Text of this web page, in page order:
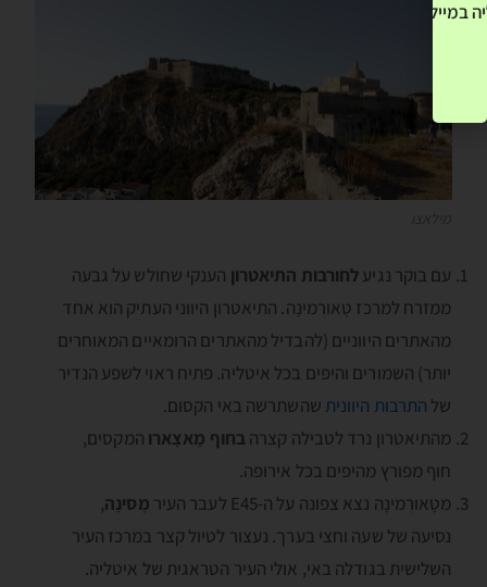
עם בוקר נגיעלחורבות התיאטרון הענקי שחולש על גבעה
ממזרח למרכז טָאורְמינָה. התיאטרון היווני העתיק הוא אחד
מהאתרים היווניים (להבדיל מהאתרים הרומאיים המאוחרים
יותר) השמורים והיפים בכל איטליה. פתיח ראוי לשפע הנדיר
של התרבות היוונית שהשתרשה באי הקסום.
מהתיאטרון נרד לטבילה קצרה בחוף מָאצָארו המקסים,
חוף מפורץ מהיפים בכל אירופה.
מטָאורְמינָה נצא צפונה על ה-E45 לעבר העיר
מֶסינָה,
נסיעה של שעה וחצי בערך. נעצור לטיול קצר במרכז העיר
השלישית בגודלה באי, אולי העיר הטראגית של איטליה.
במייל שלך! »